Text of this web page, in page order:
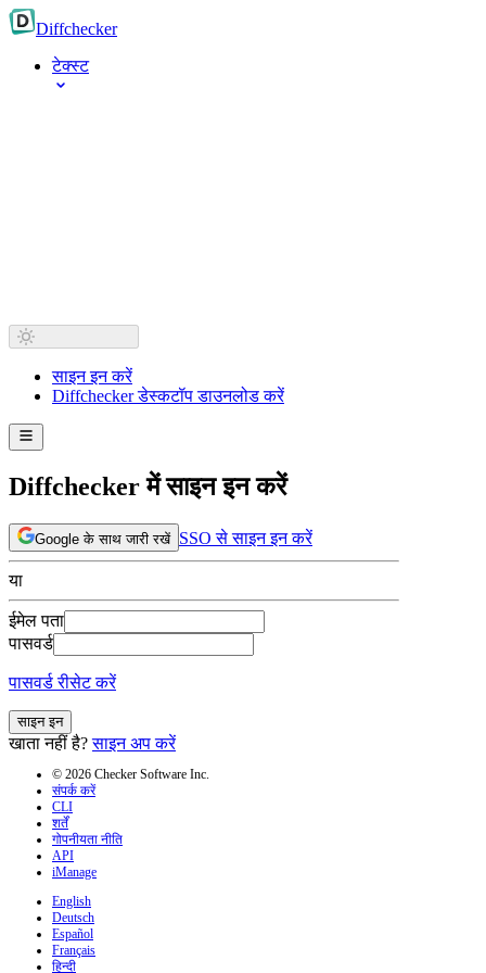
Diffchecker
टेक्स्ट
साइन इन करें
Diffchecker डेस्कटॉप डाउनलोड करें
Diffchecker में साइन इन करें
Google के साथ जारी रखें SSO से साइन इन करें
या
ईमेल पता
पासवर्ड
पासवर्ड रीसेट करें
साइन इन
खाता नहीं है? साइन अप करें
© 2026 Checker Software Inc.
संपर्क करें
CLI
शर्तें
गोपनीयता नीति
API
iManage
English
Deutsch
Español
Français
हिन्दी